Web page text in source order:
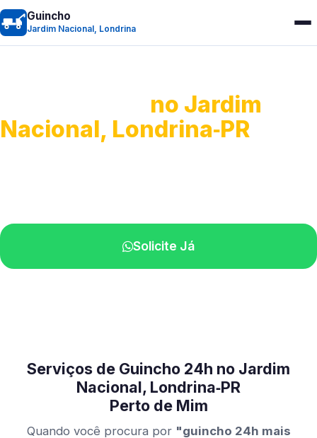
Guincho
Jardim Nacional, Londrina
no Jardim
Nacional, Londrina‑PR
Solicite Já
Serviços de Guincho 24h no Jardim
Nacional, Londrina‑PR
Perto de Mim
Quando você procura por "guincho 24h mais